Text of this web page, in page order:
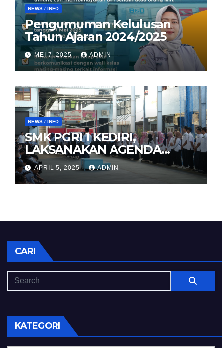
NEWS / INFO
Pengumuman Kelulusan
Tahun Ajaran 2024/2025
MEI 7, 2025 ADMIN
NEWS / INFO
SMK PGRI 1 KEDIRI,
LAKSANAKAN AGENDA
HALAL BIHALAL
APRIL 5, 2025 ADMIN
CARI
KATEGORI